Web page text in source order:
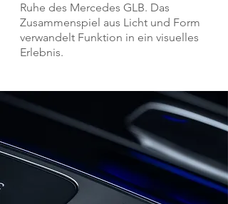
Ruhe des Mercedes GLB. Das
Zusammenspiel aus Licht und Form
verwandelt Funktion in ein visuelles
Erlebnis.